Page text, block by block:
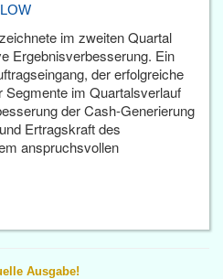
im zweiten Quartal
Ergebnisverbesserung. Ein
der erfolgreiche
Segmente im Quartalsverlauf
der Cash-Generierung
Ertragskraft des
anspruchsvollen
Ausgabe!